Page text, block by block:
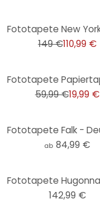
149 €110,99 €
59,99 €19,99 €
ab 84,99 €
142,99 €